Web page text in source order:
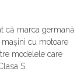
că marca germană
cu motoare
modelele care
S.